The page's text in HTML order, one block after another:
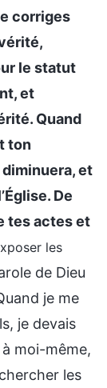
corriges
le statut
et
Quand
ton
et
De
tes actes et
les
de Dieu
je me
je devais
moi-même,
les